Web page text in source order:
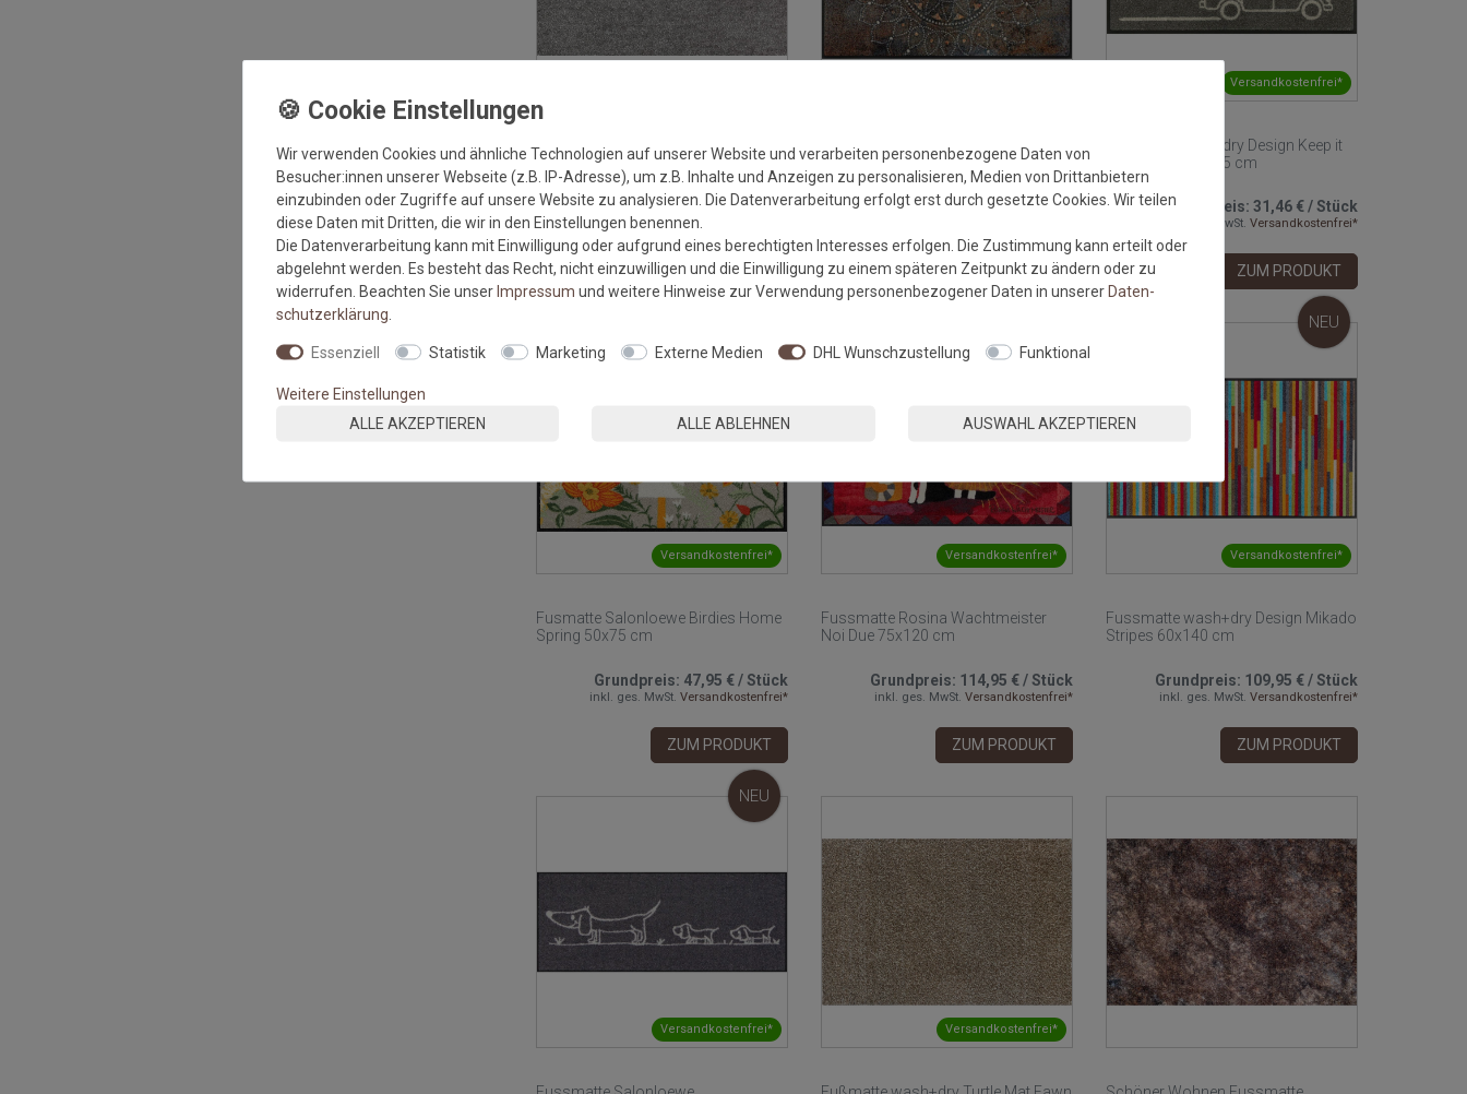
Fussmatte Proper Tex Uni Grau 040 |
Wunschmass
Grundpreis: 95,95 €/m2
inkl. ges. MwSt.zzgl.
ZUM PRODUKT
Fussmatte wash+dry Design
Madhana 50x75 cm
Grundpreis:49,95 €/Stück
ZUM PRODUKT
Versandkostenfrei*
Fußmatte wash+dry Design Keep it
Simple grey 35x75 cm
Grundpreis: 31,46 €/Stück
inkl. ges. MwSt. Versandkostenfrei*
ZUM PRODUKT
Versandkostenfrei*
Fusmatte Salonloewe Birdies Home
Spring 50x75 cm
Grundpreis: 47,95 €/Stück
inkl. ges. MwSt. Versandkostenfrei*
ZUM PRODUKT
Versandkostenfrei*
Fussmatte Rosina Wachtmeister
Noi Due 75x120 cm
Grundpreis: 114,95 €/Stück
inkl. ges. MwSt. Versandkostenfrei*
ZUM PRODUKT
Versandkostenfrei*
NEU
Fussmatte wash+dry Design Mikado
Stripes 60x140 cm
Grundpreis: 109,95 €/Stück
inkl. ges. MwSt. Versandkostenfrei*
ZUM PRODUKT
Versandkostenfrei*
NEU
Versandkostenfrei*
Wir verwenden Cookies und ähnliche Technologien auf unserer Website und verarbeiten personenbezogene Daten von
Besucher:innen unserer Webseite (z.B. IP-Adresse), um z.B. Inhalte und Anzeigen zu personalisieren, Medien von Drittanbietern
einzubinden oder Zugriffe auf unsere Website zu analysieren. Die Datenverarbeitung erfolgt erst durch gesetzte Cookies. Wir teilen
diese Daten mit Dritten, die wir in den Einstellungen benennen.
Die Datenverarbeitung kann mit Einwilligung oder aufgrund eines berechtigten Interesses erfolgen. Die Zustimmung kann erteilt oder
abgelehnt werden. Es besteht das Recht, nicht einzuwilligen und die Einwilligung zu einem späteren Zeitpunkt zu ändern oder zu
widerrufen. Beachten Sie unserImpressum und weitere Hinweise zur Verwendung personenbezogener Daten in unsererDaten­
schutz­erklärung
Essenziell Statistik Marketing Externe Medien DHL Wunschzustellung Funktional
Weitere Einstellungen
ALLE AKZEPTIEREN
ALLE ABLEHNEN AUSWAHL AKZEPTIEREN